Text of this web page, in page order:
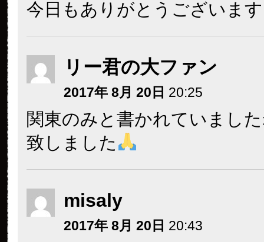
今日もありがとうございま
リー君の大ファン
2017年 8月 20日 20:25
関東のみと書かれていまし
致しました
misaly
2017年 8月 20日 20:43